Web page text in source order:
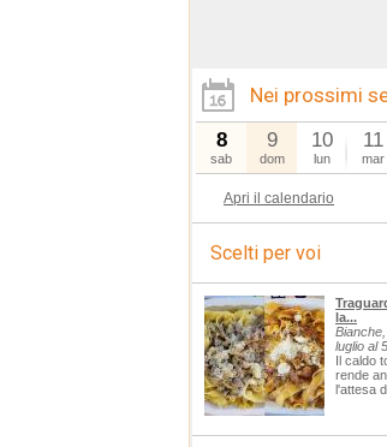
Nei prossimi
8
sab
9
dom
10
lun
11
mar
Apri il calendario
Scelti per voi
la...
luglio al
Il caldo
rende
l'attesa